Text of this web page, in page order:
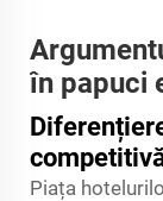
în papuci
Piața